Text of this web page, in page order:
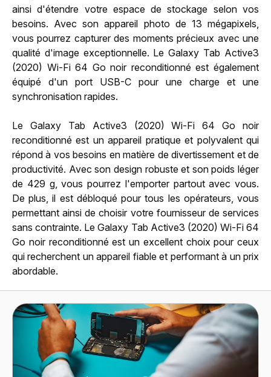
ainsi d'étendre votre espace de stockage selon vos
besoins. Avec son appareil photo de 13 mégapixels,
vous pourrez capturer des moments précieux avec une
qualité d'image exceptionnelle. Le Galaxy Tab Active3
(2020) Wi-Fi 64 Go noir reconditionné est également
équipé d'un port USB-C pour une charge et une
synchronisation rapides.
Le Galaxy Tab Active3 (2020) Wi-Fi 64 Go noir
reconditionné est un appareil pratique et polyvalent qui
répond à vos besoins en matière de divertissement et de
productivité. Avec son design robuste et son poids léger
de 429 g, vous pourrez l'emporter partout avec vous.
De plus, il est débloqué pour tous les opérateurs, vous
permettant ainsi de choisir votre fournisseur de services
sans contrainte. Le Galaxy Tab Active3 (2020) Wi-Fi 64
Go noir reconditionné est un excellent choix pour ceux
qui recherchent un appareil fiable et performant à un prix
abordable.